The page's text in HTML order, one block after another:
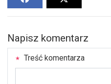
Napisz komentarz
Treść komentarza